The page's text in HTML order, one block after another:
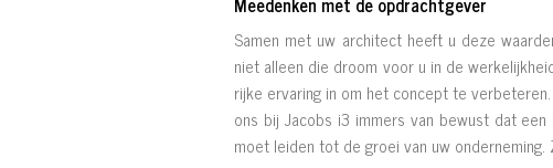
Samen met uw architect heeft u deze
niet alleen die droom voor u in de
rijke ervaring in om het concept te
ons bij Jacobs i3 immers van bewust dat
moet leiden tot de groei van uw